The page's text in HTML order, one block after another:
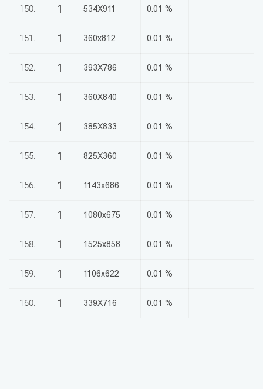
150. 1 534X911 0.01 %
151. 1 360x812 0.01 %
152. 1 393X786 0.01 %
153. 1 360X840 0.01 %
154. 1 385X833 0.01 %
155. 1 825X360 0.01 %
156. 1 1143x686 0.01 %
157. 1 1080x675 0.01 %
158. 1 1525x858 0.01 %
159. 1 1106x622 0.01 %
160. 1 339X716 0.01 %